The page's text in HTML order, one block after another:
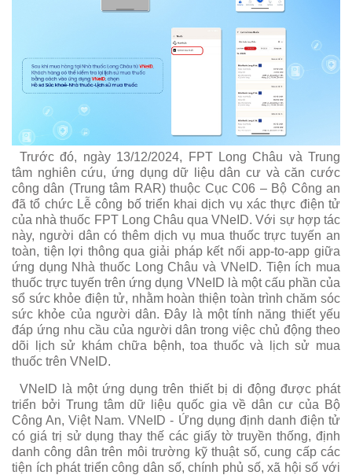
Trước đó, ngày 13/12/2024, FPT Long Châu và Trung
tâm nghiên cứu, ứng dụng dữ liệu dân cư và căn cước
công dân (Trung tâm RAR) thuộc Cục C06 – Bộ Công an
đã tổ chức Lễ công bố triển khai dịch vụ xác thực điện tử
của nhà thuốc FPT Long Châu qua VNeID. Với sự hợp tác
này, người dân có thêm dịch vụ mua thuốc trực tuyến an
toàn, tiện lợi thông qua giải pháp kết nối app-to-app giữa
ứng dụng Nhà thuốc Long Châu và VNeID. Tiện ích mua
thuốc trực tuyến trên ứng dụng VNeID là một cấu phần của
sổ sức khỏe điện tử, nhằm hoàn thiện toàn trình chăm sóc
sức khỏe của người dân. Đây là một tính năng thiết yếu
đáp ứng nhu cầu của người dân trong việc chủ động theo
dõi lịch sử khám chữa bệnh, toa thuốc và lịch sử mua
thuốc trên VNeID.
VNeID là một ứng dụng trên thiết bị di động được phát
triển bởi Trung tâm dữ liệu quốc gia về dân cư của Bộ
Công An, Việt Nam. VNeID - Ứng dụng định danh điện tử
có giá trị sử dụng thay thế các giấy tờ truyền thống, định
danh công dân trên môi trường kỹ thuật số, cung cấp các
tiện ích phát triển công dân số, chính phủ số, xã hội số với